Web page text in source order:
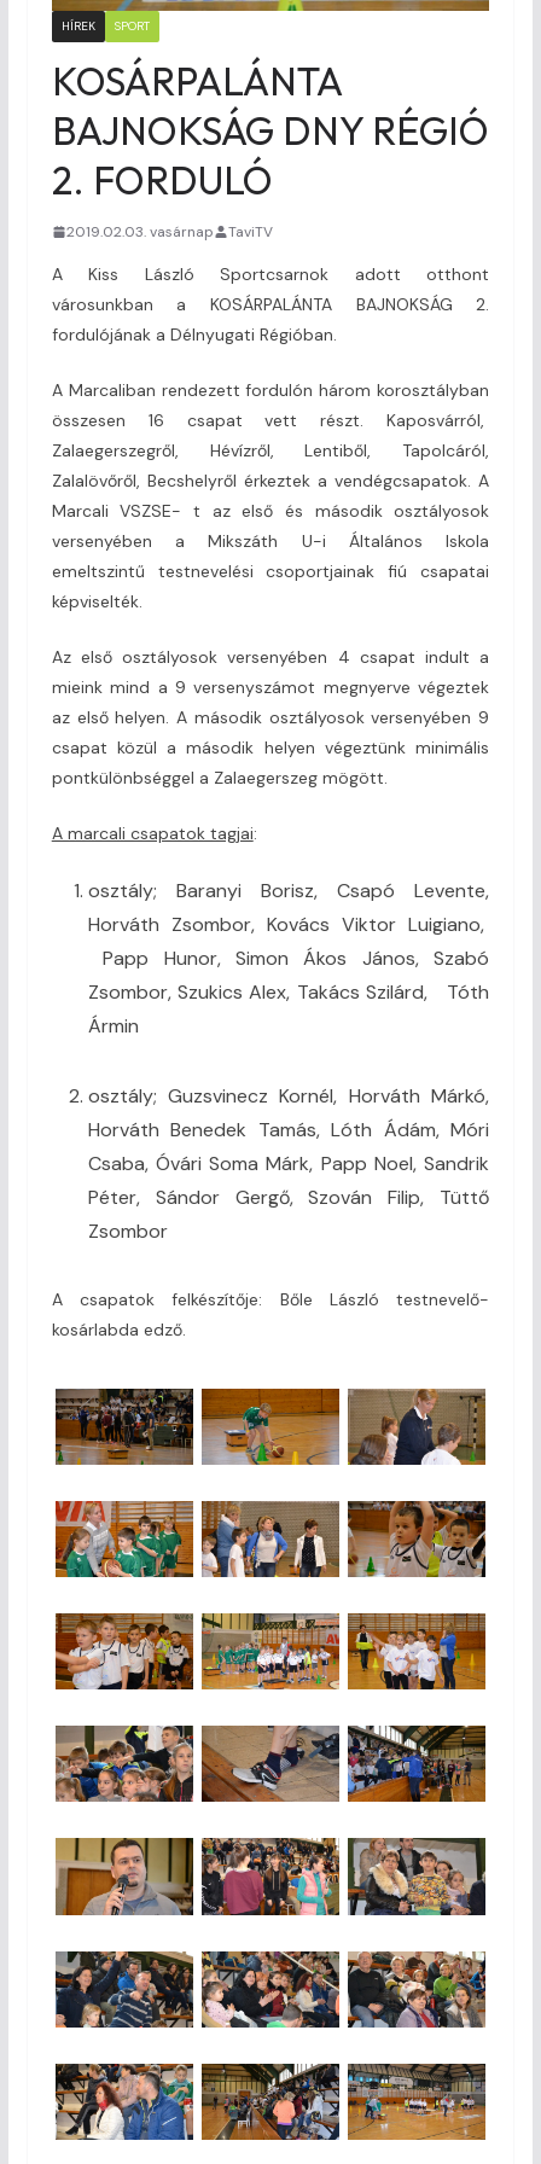
HÍREK SPORT
KOSÁRPALÁNTA
BAJNOKSÁG DNY RÉGIÓ
2. FORDULÓ
2019.02.03. vasárnap TaviTV
A Kiss László Sportcsarnok adott otthont
városunkban a KOSÁRPALÁNTA BAJNOKSÁG 2.
fordulójának a Délnyugati Régióban.
A Marcaliban rendezett fordulón három korosztályban
összesen 16 csapat vett részt. Kaposvárról,
Zalaegerszegről, Hévízről, Lentiből, Tapolcáról,
Zalalövőről, Becshelyről érkeztek a vendégcsapatok. A
Marcali VSZSE- t az első és második osztályosok
versenyében a Mikszáth U-i Általános Iskola
emeltszintű testnevelési csoportjainak fiú csapatai
képviselték.
Az első osztályosok versenyében 4 csapat indult a
mieink mind a 9 versenyszámot megnyerve végeztek
az első helyen. A második osztályosok versenyében 9
csapat közül a második helyen végeztünk minimális
pontkülönbséggel a Zalaegerszeg mögött.
A marcali csapatok tagjai:
osztály; Baranyi Borisz, Csapó Levente,
Horváth Zsombor, Kovács Viktor Luigiano,
Papp Hunor, Simon Ákos János, Szabó
Zsombor, Szukics Alex, Takács Szilárd, Tóth
Ármin
osztály; Guzsvinecz Kornél, Horváth Márkó,
Horváth Benedek Tamás, Lóth Ádám, Móri
Csaba, Óvári Soma Márk, Papp Noel, Sandrik
Péter, Sándor Gergő, Szován Filip, Tüttő
Zsombor
A csapatok felkészítője: Bőle László testnevelő-
kosárlabda edző.